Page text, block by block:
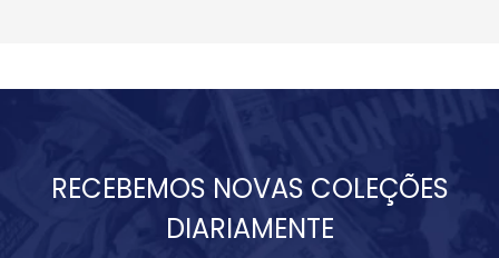
RECEBEMOS NOVAS COLEÇÕES
DIARIAMENTE